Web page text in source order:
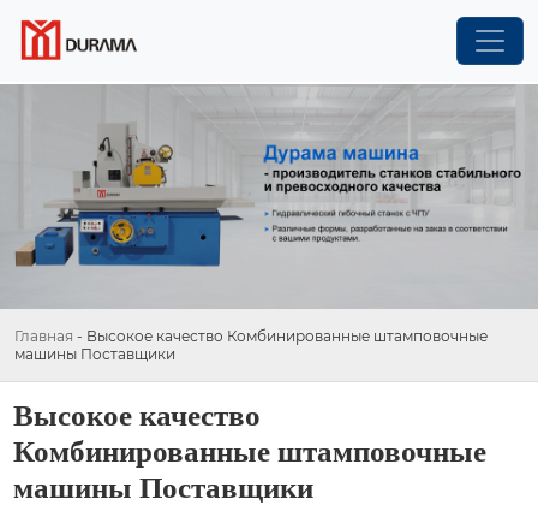
Главная - Высокое качество Комбинированные штамповочные
машины Поставщики
Высокое качество
Комбинированные штамповочные
машины Поставщики